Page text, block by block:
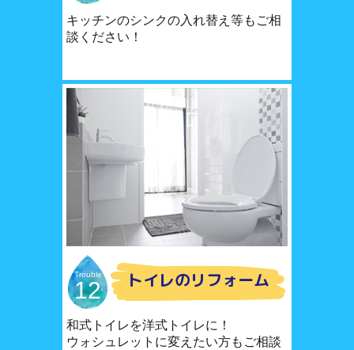
キッチンのシンクの入れ替え等もご相
談ください！
Trouble
12 トイレのリフォーム
和式トイレを洋式トイレに！
ウォシュレットに変えたい方もご相談